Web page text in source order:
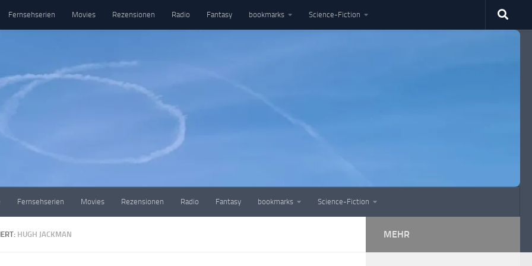
Fernsehserien Movies Rezensionen Radio Fantasy bookmarks Science-Fiction
Fernsehserien Movies Rezensionen Radio Fantasy bookmarks Science-Fiction
HUGH JACKMAN MEHR